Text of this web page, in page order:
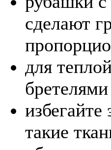
сделают
для
бретелями
такие